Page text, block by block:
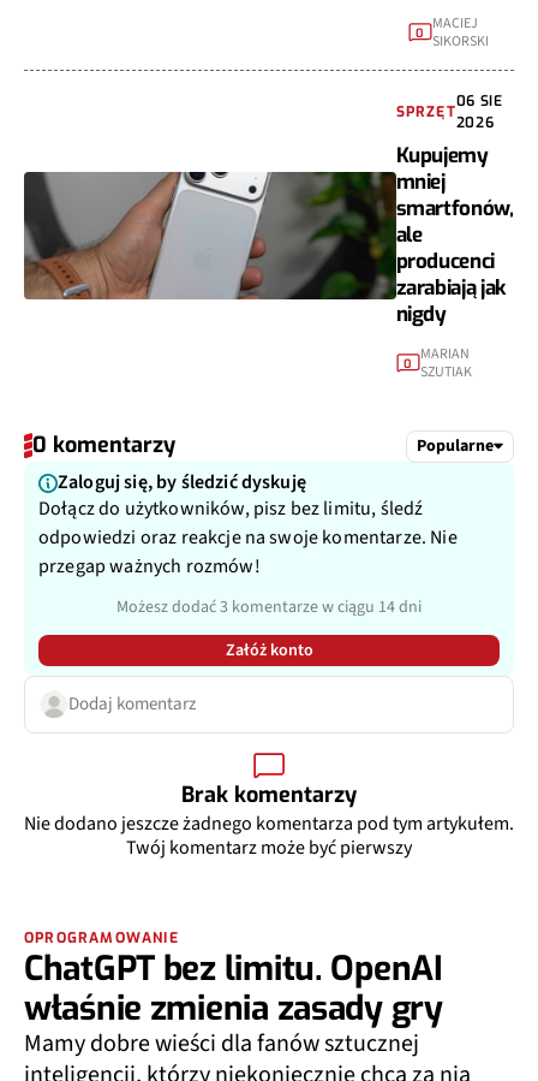
0 MACIEJ
SIKORSKI
SPRZĘT
06 SIE
2026
Kupujemy
mniej
smartfonów,
ale
producenci
zarabiają jak
nigdy
0 MARIAN
SZUTIAK
0 komentarzy Popularne
Zaloguj się, by śledzić dyskuję
Dołącz do użytkowników, pisz bez limitu, śledź
odpowiedzi oraz reakcje na swoje komentarze. Nie
przegap ważnych rozmów!
Możesz dodać 3 komentarze w ciągu 14 dni
Załóż konto
Dodaj komentarz
Brak komentarzy
Nie dodano jeszcze żadnego komentarza pod tym artykułem.
Twój komentarz może być pierwszy
OPROGRAMOWANIE
ChatGPT bez limitu. OpenAI
właśnie zmienia zasady gry
Mamy dobre wieści dla fanów sztucznej